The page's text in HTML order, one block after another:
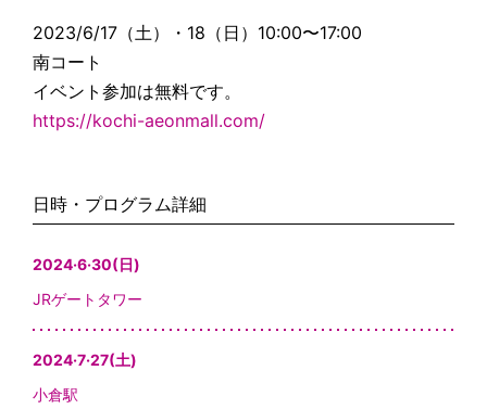
2023/6/17（土）・18（日）10:00〜17:00
南コート
イベント参加は無料です。
https://kochi-aeonmall.com/
日時・プログラム詳細
2024·6·30(日)
JRゲートタワー
2024·7·27(土)
小倉駅